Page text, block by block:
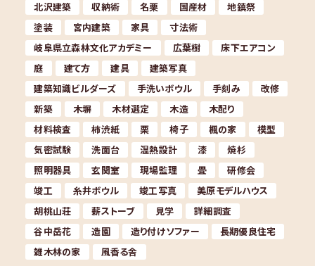
北沢建築
収納術 名栗 国産材
地鎮祭
塗装
宮内建築 家具
寸法術
岐阜県立森林文化アカデミー
広葉樹
床下エアコン
庭
建て方 建具
建築写真
建築知識ビルダーズ
手洗いボウル 手刻み
改修
新築
木塀 木材選定 木造
木配り
材料検査
柿渋紙 栗 椅子 楓の家
模型
気密試験
洗面台 温熱設計 漆
焼杉
照明器具
玄関室 現場監理 畳
研修会
竣工
糸井ボウル 竣工写真
美原モデルハウス
胡桃山荘
薪ストーブ 見学
詳細調査
谷中岳花
造園 造り付けソファー
長期優良住宅
雑木林の家
風香る舎